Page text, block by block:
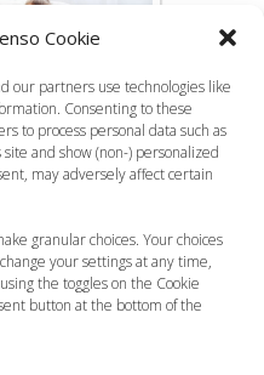
Cookie
our partners use technologies like
Consenting to these
to process personal data such as
and show (non-) personalized
may adversely affect certain
granular choices. Your choices
your settings at any time,
the toggles on the Cookie
button at the bottom of the
bambini, le
dei pediatri
Come curare la
nei bambini?